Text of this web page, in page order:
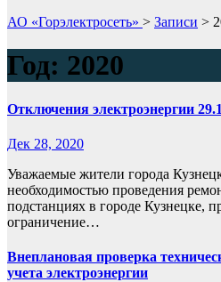
АО «Горэлектросеть» > Записи >
Год: 2020
Отключения электроэнергии
Дек 28, 2020
Уважаемые жители города
необходимостью проведения
подстанциях в городе Кузнецке,
ограничение…
Внеплановая проверка
учета электроэнергии